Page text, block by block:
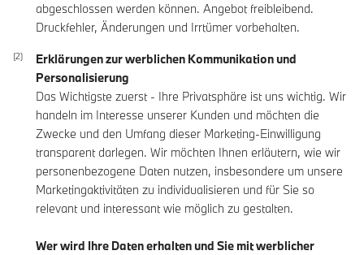
abgeschlossen werden können. Angebot freibleibend.
Druckfehler, Änderungen und Irrtümer vorbehalten.
Erklärungen zur werblichen Kommunikation und
Personalisierung
Das Wichtigste zuerst - Ihre Privatsphäre ist uns wichtig. Wir
handeln im Interesse unserer Kunden und möchten die
Zwecke und den Umfang dieser Marketing-Einwilligung
transparent darlegen. Wir möchten Ihnen erläutern, wie wir
personenbezogene Daten nutzen, insbesondere um unsere
Marketingaktivitäten zu individualisieren und für Sie so
relevant und interessant wie möglich zu gestalten.
Wer wird Ihre Daten erhalten und Sie mit werblicher